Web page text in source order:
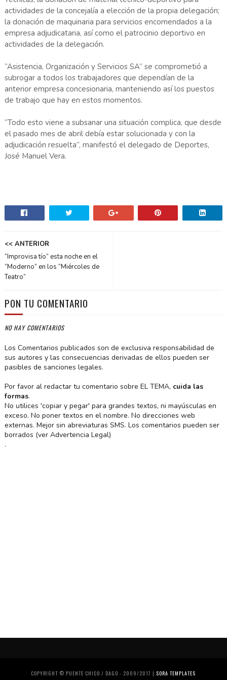
actividades de la concejalía a elección de la propia delegación;
la donación de maquinaria para servicios encomendados a la
empresa adjudicataria, así como el patrocinio deportivo en
actividades de la delegación.
“Asistencia, Organización y Servicios SA” se comprometió a
subrogar a todos los trabajadores que dependían de la
anterior empresa concesionaria, manteniendo así los puestos
de trabajo que hay en estos momentos.
“Todo esto viene a subsanar una situación complica, que desde
el pasado mes de abril debía estar solucionada y con la
adjudicación resuelta”, manifestó el delegado de Deportes,
José Manuel Vera.
<< ANTERIOR
“Improvisa tío” esta noche en el
“Moderno” en los “Miércoles de
Teatro”
PON TU COMENTARIO
NO HAY COMENTARIOS
Los Comentarios publicados son de exclusiva responsabilidad de
sus autores y las consecuencias derivadas de ellos pueden ser
pasibles de sanciones legales.
Por favor al redactar tu comentario sobre EL TEMA, cuida las
formas.
No utilices 'copiar y pegar' para grandes textos, ni mayúsculas en
exceso. No poner textos en el nombre. No direcciones web
externas. Mejor sin abreviaturas SMS. Los comentarios pueden ser
borrados (ver Advertencia Legal)
.
COPYRIGHT © PUENTE CHICO / DAGO - 2009/2017 | SORA TEMPLATES